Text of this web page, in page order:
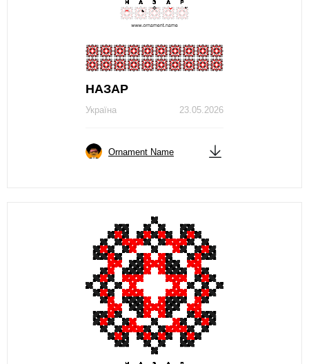
НАЗАР
23.05.2026
Україна
Ornament Name